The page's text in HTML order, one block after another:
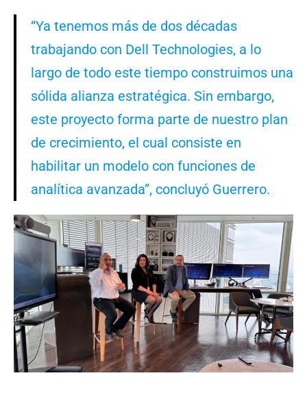
“Ya tenemos más de dos décadas
trabajando con Dell Technologies, a lo
largo de todo este tiempo construimos una
sólida alianza estratégica. Sin embargo,
este proyecto forma parte de nuestro plan
de crecimiento, el cual consiste en
habilitar un modelo con funciones de
analítica avanzada”, concluyó Guerrero.